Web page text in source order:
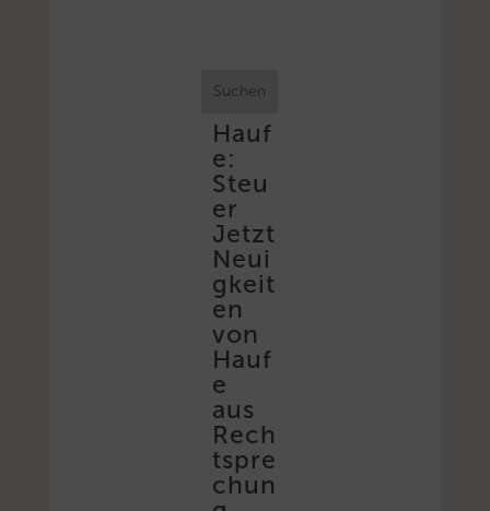
Suchen
Hauf
e:
Steu
er
Jetzt
Neui
gkeit
en
von
Hauf
e
aus
Rech
tspre
chun